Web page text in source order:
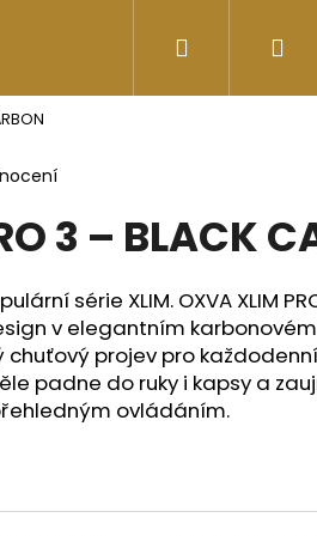
Doplňky stravy
3 – BLACK
série XLIM. OXVA XLIM
v elegantním
projev pro
padne do ruky i kapsy a
ovládáním.